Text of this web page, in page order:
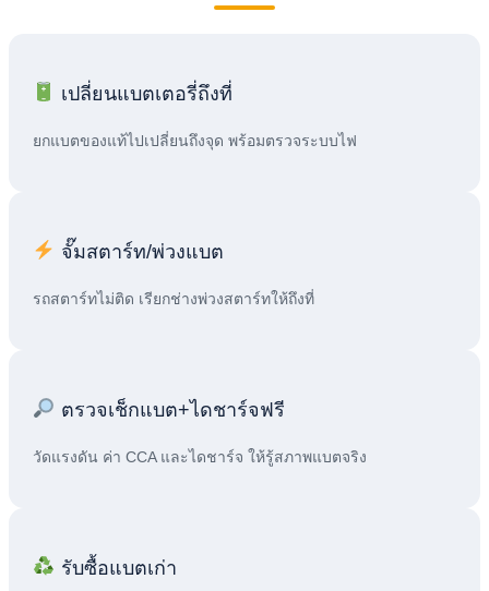
เปลี่ยนแบตเตอรี่ถึงที่
ยกแบตของแท้ไปเปลี่ยนถึงจุด พร้อมตรวจระบบไฟ
จั๊มสตาร์ท/พ่วงแบต
รถสตาร์ทไม่ติด เรียกช่างพ่วงสตาร์ทให้ถึงที่
ตรวจเช็กแบต+ไดชาร์จฟรี
วัดแรงดัน ค่า CCA และไดชาร์จ ให้รู้สภาพแบตจริง
รับซื้อแบตเก่า